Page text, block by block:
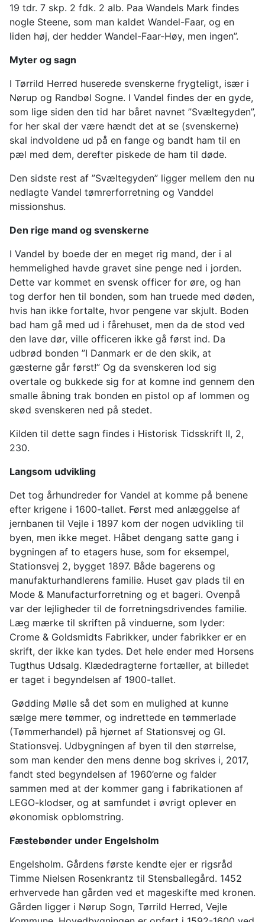
19 tdr. 7 skp. 2 fdk. 2 alb. Paa Wandels Mark findes
nogle Steene, som man kaldet Wandel-Faar, og en
liden høj, der hedder Wandel-Faar-Høy, men ingen”.
Myter og sagn
I Tørrild Herred huserede svenskerne frygteligt, især i
Nørup og Randbøl Sogne. I Vandel findes der en gyde,
som lige siden den tid har båret navnet ”Svæltegyden”,
for her skal der være hændt det at se (svenskerne)
skal indvoldene ud på en fange og bandt ham til en
pæl med dem, derefter piskede de ham til døde.
Den sidste rest af ”Svæltegyden” ligger mellem den nu
nedlagte Vandel tømrerforretning og Vanddel
missionshus.
Den rige mand og svenskerne
I Vandel by boede der en meget rig mand, der i al
hemmelighed havde gravet sine penge ned i jorden.
Dette var kommet en svensk officer for øre, og han
tog derfor hen til bonden, som han truede med døden,
hvis han ikke fortalte, hvor pengene var skjult. Boden
bad ham gå med ud i fårehuset, men da de stod ved
den lave dør, ville officeren ikke gå først ind. Da
udbrød bonden ”I Danmark er de den skik, at
gæsterne går først!” Og da svenskeren lod sig
overtale og bukkede sig for at komne ind gennem den
smalle åbning trak bonden en pistol op af lommen og
skød svenskeren ned på stedet.
Kilden til dette sagn findes i Historisk Tidsskrift II, 2,
230.
Langsom udvikling
Det tog århundreder for Vandel at komme på benene
efter krigene i 1600-tallet. Først med anlæggelse af
jernbanen til Vejle i 1897 kom der nogen udvikling til
byen, men ikke meget. Håbet dengang satte gang i
bygningen af to etagers huse, som for eksempel,
Stationsvej 2, bygget 1897. Både bagerens og
manufakturhandlerens familie. Huset gav plads til en
Mode & Manufacturforretning og et bageri. Ovenpå
var der lejligheder til de forretningsdrivendes familie.
Læg mærke til skriften på vinduerne, som lyder:
Crome & Goldsmidts Fabrikker, under fabrikker er en
skrift, der ikke kan tydes. Det hele ender med Horsens
Tugthus Udsalg. Klædedragterne fortæller, at billedet
er taget i begyndelsen af 1900-tallet.
Gødding Mølle så det som en mulighed at kunne
sælge mere tømmer, og indrettede en tømmerlade
(Tømmerhandel) på hjørnet af Stationsvej og Gl.
Stationsvej. Udbygningen af byen til den størrelse,
som man kender den mens denne bog skrives i, 2017,
fandt sted begyndelsen af 1960’erne og falder
sammen med at der kommer gang i fabrikationen af
LEGO-klodser, og at samfundet i øvrigt oplever en
økonomisk opblomstring.
Fæstebønder under Engelsholm
Engelsholm. Gårdens første kendte ejer er rigsråd
Timme Nielsen Rosenkrantz til Stensballegård. 1452
erhvervede han gården ved et mageskifte med kronen.
Gården ligger i Nørup Sogn, Tørrild Herred, Vejle